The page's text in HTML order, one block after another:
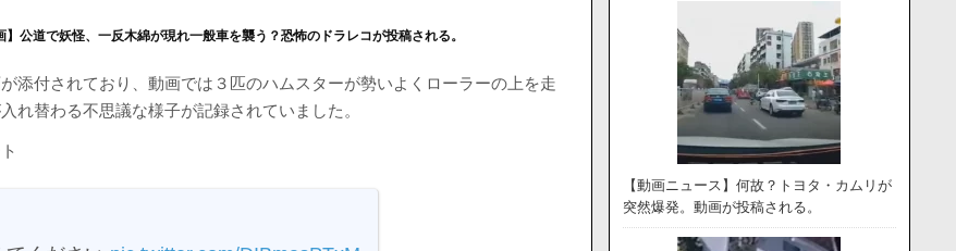
】公道で妖怪、一反木綿が現れ一般車を襲う？恐怖のドラレコが投稿される。
添付されており、動画では３匹のハムスターが勢いよくローラーの上を走
れ替わる不思議な様子が記録されていました。
【動画ニュース】何故？トヨタ・カムリが
突然爆発。動画が投稿される。